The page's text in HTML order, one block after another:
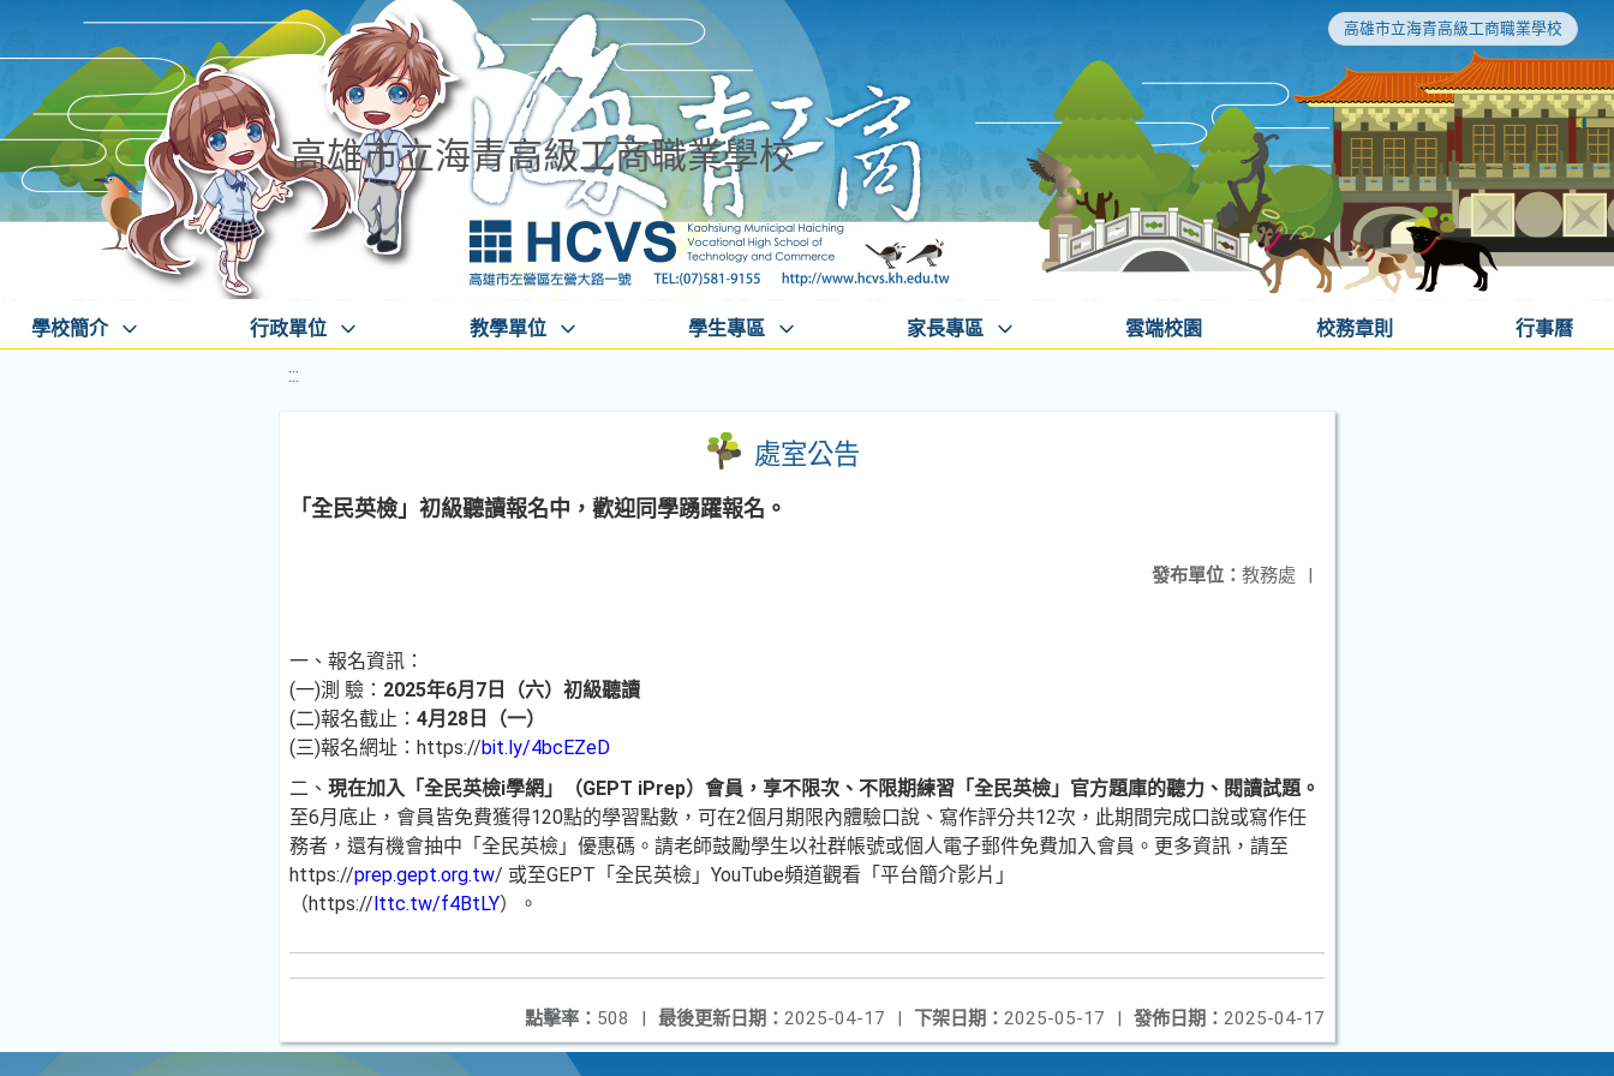
高雄市立海青高級工商職業學校
高雄市立海青高級工商職業學校
學校簡介 行政單位 教學單位 學生專區 家長專區 雲端校園 校務章則 行事曆
:::
處室公告
「全民英檢」初級聽讀報名中，歡迎同學踴躍報名。
發布單位： 教務處 |
一、報名資訊：
(一)測 驗： 2025年6月7日（六）初級聽讀
(二)報名截止： 4月28日（一）
(三)報名網址：https://bit.ly/4bcEZeD
二、 現在加入「全民英檢i學網」（GEPT iPrep）會員，享不限次、不限期練習「全民英檢」官方題庫的聽力、閱讀試題。
至6月底止，會員皆免費獲得120點的學習點數，可在2個月期限內體驗口說、寫作評分共12次，此期間完成口說或寫作任
務者，還有機會抽中「全民英檢」優惠碼。請老師鼓勵學生以社群帳號或個人電子郵件免費加入會員。更多資訊，請至
https://prep.gept.org.tw/ 或至GEPT「全民英檢」YouTube頻道觀看「平台簡介影片」
（https://lttc.tw/f4BtLY）。
發佈日期： 2025-04-17
下架日期： 2025-05-17 |
最後更新日期： 2025-04-17 |
點擊率： 508 |